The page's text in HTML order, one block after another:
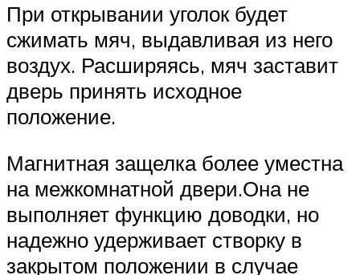
При открывании уголок будет
сжимать мяч, выдавливая из него
воздух. Расширяясь, мяч заставит
дверь принять исходное
положение.
Магнитная защелка более уместна
на межкомнатной двери.Она не
выполняет функцию доводки, но
надежно удерживает створку в
закрытом положении в случае